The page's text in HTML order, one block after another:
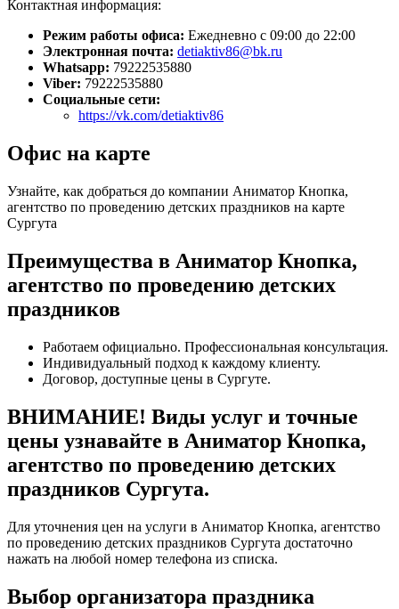
Контактная информация:
Режим работы офиса: Ежедневно с 09:00 до 22:00
Электронная почта: detiaktiv86@bk.ru
Whatsapp: 79222535880
Viber: 79222535880
Социальные сети:
https://vk.com/detiaktiv86
Офис на карте
Узнайте, как добраться до компании Аниматор Кнопка,
агентство по проведению детских праздников на карте
Сургута
Преимущества в Аниматор Кнопка,
агентство по проведению детских
праздников
Работаем официально. Профессиональная консультация.
Индивидуальный подход к каждому клиенту.
Договор, доступные цены в Сургуте.
ВНИМАНИЕ! Виды услуг и точные
цены узнавайте в Аниматор Кнопка,
агентство по проведению детских
праздников Сургута.
Для уточнения цен на услуги в Аниматор Кнопка, агентство
по проведению детских праздников Сургута достаточно
нажать на любой номер телефона из списка.
Выбор организатора праздника